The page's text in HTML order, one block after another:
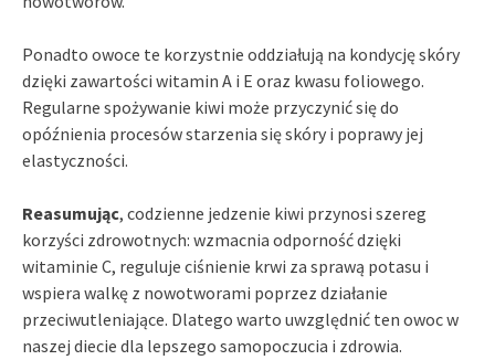
Ponadto owoce te korzystnie oddziałują na kondycję skóry
dzięki zawartości witamin A i E oraz kwasu foliowego.
Regularne spożywanie kiwi może przyczynić się do
opóźnienia procesów starzenia się skóry i poprawy jej
elastyczności.
Reasumując, codzienne jedzenie kiwi przynosi szereg
korzyści zdrowotnych: wzmacnia odporność dzięki
witaminie C, reguluje ciśnienie krwi za sprawą potasu i
wspiera walkę z nowotworami poprzez działanie
przeciwutleniające. Dlatego warto uwzględnić ten owoc w
naszej diecie dla lepszego samopoczucia i zdrowia.